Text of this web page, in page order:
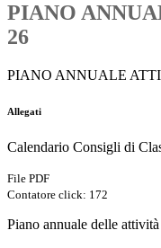
PIANO
26
PIANO ANNUALE
Allegati
Calendario Consigli di
File PDF
Contatore click: 172
Piano annuale delle